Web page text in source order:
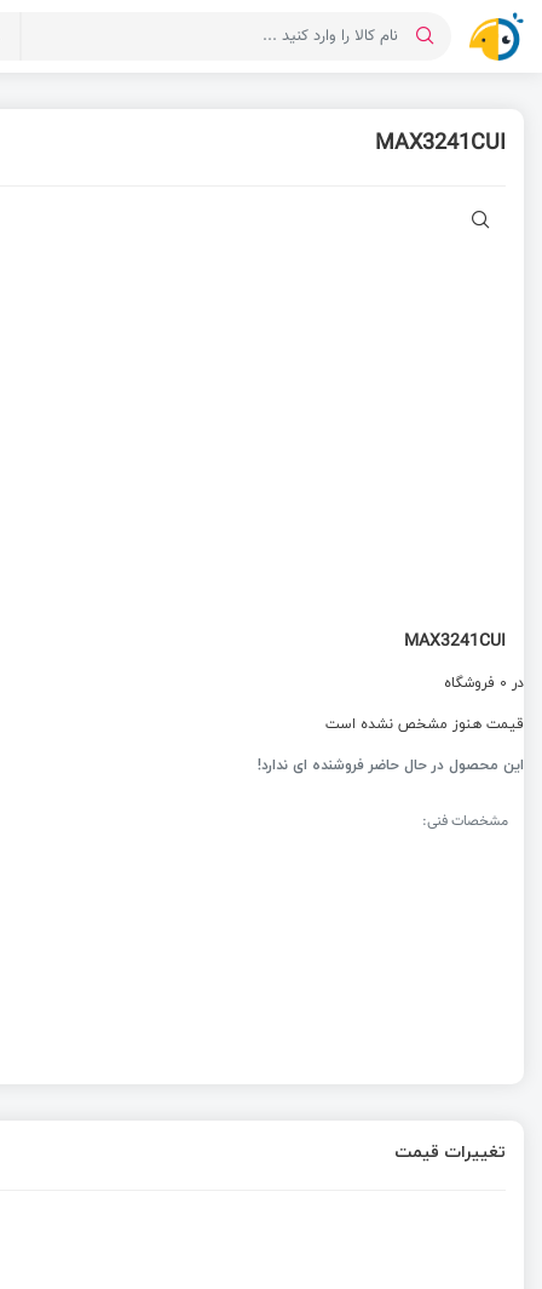
MAX3241CUI
MAX3241CUI
در 0 فروشگاه
قیمت هنوز مشخص نشده است
این محصول در حال حاضر فروشنده ای ندارد!
مشخصات فنی:
تغییرات قیمت